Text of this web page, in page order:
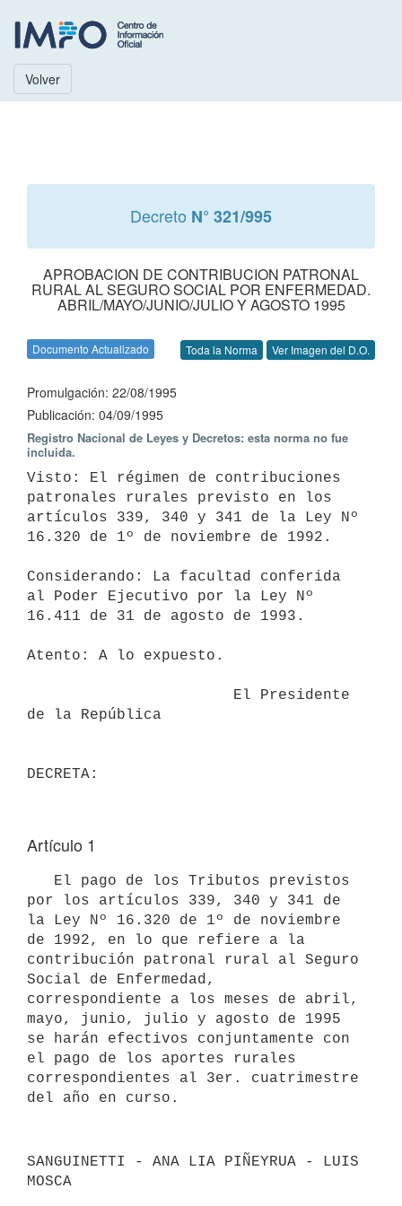
Volver
Decreto N° 321/995
APROBACION DE CONTRIBUCION PATRONAL
RURAL AL SEGURO SOCIAL POR ENFERMEDAD.
ABRIL/MAYO/JUNIO/JULIO Y AGOSTO 1995
Documento Actualizado Toda la Norma Ver Imagen del D.O.
Promulgación: 22/08/1995
Publicación: 04/09/1995
Registro Nacional de Leyes y Decretos: esta norma no fue
incluida.
Visto: El régimen de contribuciones
patronales rurales previsto en los
artículos 339, 340 y 341 de la Ley Nº
16.320 de 1º de noviembre de 1992.
Considerando: La facultad conferida
al Poder Ejecutivo por la Ley Nº
16.411 de 31 de agosto de 1993.
Atento: A lo expuesto.
de la República
Artículo 1
por los artículos 339, 340 y 341 de
la Ley Nº 16.320 de 1º de noviembre
de 1992, en lo que refiere a la
contribución patronal rural al Seguro
Social de Enfermedad,
correspondiente a los meses de abril,
mayo, junio, julio y agosto de 1995
se harán efectivos conjuntamente con
el pago de los aportes rurales
correspondientes al 3er. cuatrimestre
SANGUINETTI - ANA LIA PIÑEYRUA - LUIS